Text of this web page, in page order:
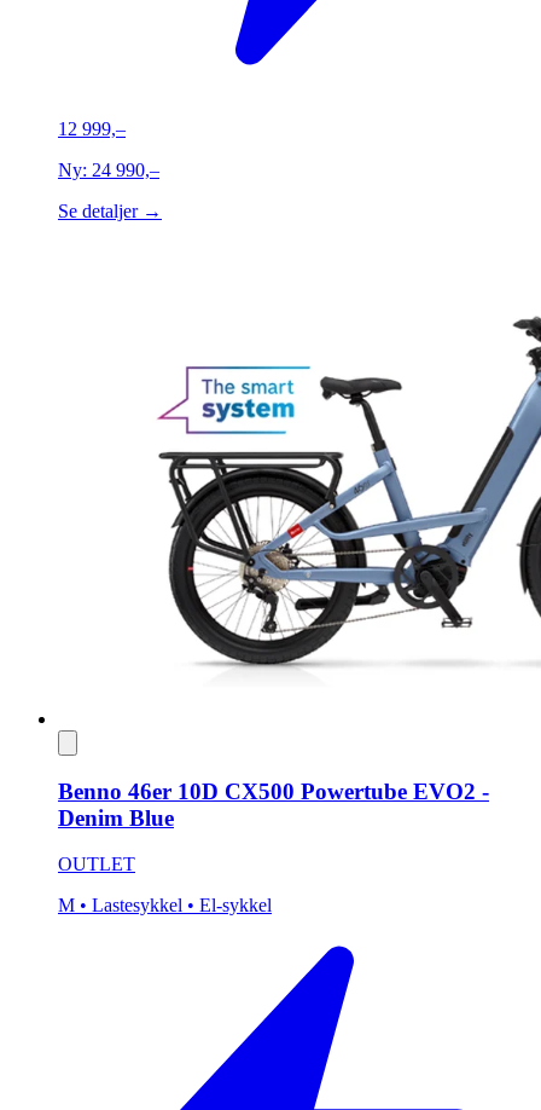
12 999,–
Ny: 24 990,–
Se detaljer →
Benno 46er 10D CX500 Powertube EVO2 -
Denim Blue
OUTLET
M • Lastesykkel • El-sykkel